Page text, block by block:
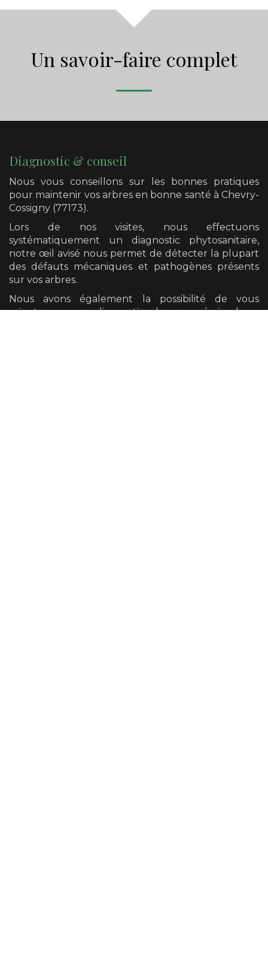
Un savoir-faire complet
Diagnostic & conseil
Nous vous conseillons sur les bonnes pratiques
pour maintenir vos arbres en bonne santé à Chevry-
Cossigny (77173).
Lors de nos visites, nous effectuons
systématiquement un diagnostic phytosanitaire,
notre œil avisé nous permet de détecter la plupart
des défauts mécaniques et pathogènes présents
sur vos arbres.
Nous avons également la possibilité de vous
orienter vers un diagnostic plus poussé si cela se